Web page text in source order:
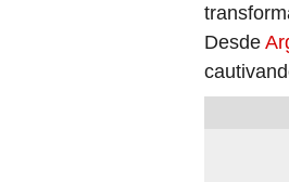
Desde